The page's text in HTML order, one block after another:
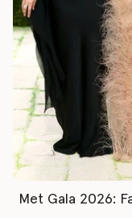
Met Gala 2026: